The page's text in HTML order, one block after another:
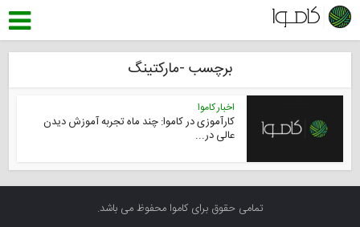
برچسب -مارکتینگ
اخبار کاموا
کارآموزی در کاموا: چند ماه تجربه آموزش دیدن
عالی در...
تمامی حقوق برای کاموا محفوظ می باشد.